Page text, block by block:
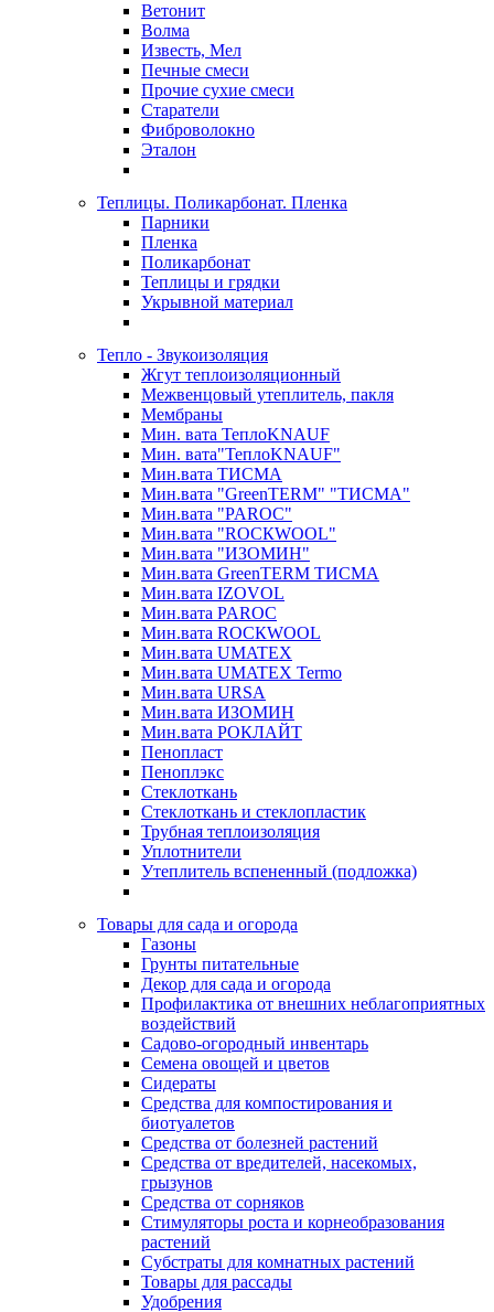
Ветонит
Волма
Известь, Мел
Печные смеси
Прочие сухие смеси
Старатели
Фиброволокно
Эталон
Теплицы. Поликарбонат. Пленка
Парники
Пленка
Поликарбонат
Теплицы и грядки
Укрывной материал
Тепло - Звукоизоляция
Жгут теплоизоляционный
Межвенцовый утеплитель, пакля
Мембраны
Мин. вата ТеплоKNAUF
Мин. вата"ТеплоKNAUF"
Мин.вата ТИСМА
Мин.вата "GreenTERM" "ТИСМА"
Мин.вата "PAROC"
Мин.вата "ROCКWOOL"
Мин.вата "ИЗОМИН"
Мин.вата GreenTERM ТИСМА
Мин.вата IZOVOL
Мин.вата PAROC
Мин.вата ROCКWOOL
Мин.вата UMATEX
Мин.вата UMATEX Termo
Мин.вата URSA
Мин.вата ИЗОМИН
Мин.вата РОКЛАЙТ
Пенопласт
Пеноплэкс
Стеклоткань
Стеклоткань и стеклопластик
Трубная теплоизоляция
Уплотнители
Утеплитель вспененный (подложка)
Товары для сада и огорода
Газоны
Грунты питательные
Декор для сада и огорода
Профилактика от внешних неблагоприятных
воздействий
Садово-огородный инвентарь
Семена овощей и цветов
Сидераты
Средства для компостирования и
биотуалетов
Средства от болезней растений
Средства от вредителей, насекомых,
грызунов
Средства от сорняков
Стимуляторы роста и корнеобразования
растений
Субстраты для комнатных растений
Товары для рассады
Удобрения